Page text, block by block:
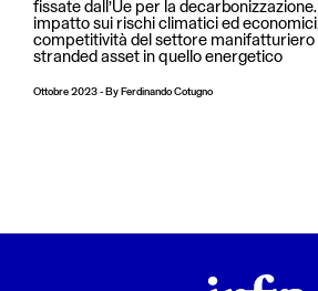
fissate dall’Ue per la
impatto sui rischi climatici ed
competitività del settore manifatturiero
stranded asset in quello energetico
Ottobre 2023 - By Ferdinando Cotugno